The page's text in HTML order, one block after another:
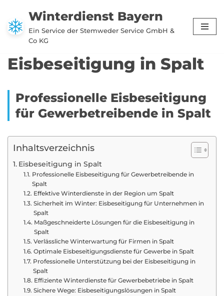
Zum
Inhalt
Winterdienst Bayern
Ein Service der Stemweder Service GmbH &
Co KG
Eisbeseitigung in Spalt
Professionelle Eisbeseitigung
für Gewerbetreibende in Spalt
Inhaltsverzeichnis
Eisbeseitigung in Spalt
Professionelle Eisbeseitigung für Gewerbetreibende in
Spalt
Effektive Winterdienste in der Region um Spalt
Sicherheit im Winter: Eisbeseitigung für Unternehmen in
Spalt
Maßgeschneiderte Lösungen für die Eisbeseitigung in
Spalt
Verlässliche Winterwartung für Firmen in Spalt
Optimale Eisbeseitigungsdienste für Gewerbe in Spalt
Professionelle Unterstützung bei der Eisbeseitigung in
Spalt
Effiziente Winterdienste für Gewerbebetriebe in Spalt
Sichere Wege: Eisbeseitigungslösungen in Spalt